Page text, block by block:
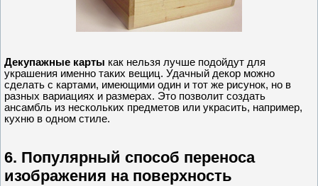
Декупажные карты как нельзя лучше подойдут для
украшения именно таких вещиц. Удачный декор можно
сделать с картами, имеющими один и тот же рисунок, но в
разных вариациях и размерах. Это позволит создать
ансамбль из нескольких предметов или украсить, например,
кухню в одном стиле.
6. Популярный способ переноса
изображения на поверхность